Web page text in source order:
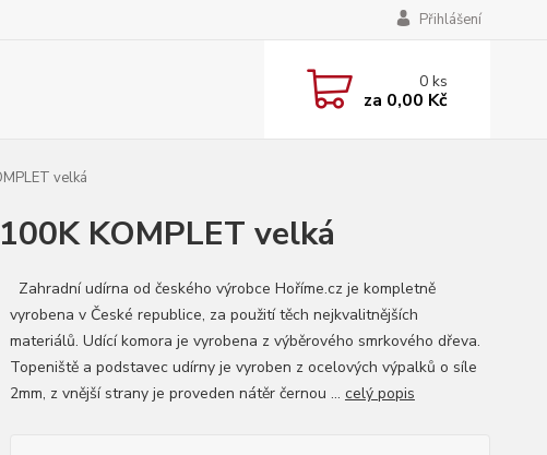
Přihlášení
0ks
za 0,00 Kč
velká
KOMPLET velká
Zahradní udírna od českého výrobce Hoříme.cz je kompletně
vyrobena v České republice, za použití těch nejkvalitnějších
materiálů. Udící komora je vyrobena z výběrového smrkového dřeva.
Topeniště a podstavec udírny je vyroben z ocelových výpalků o síle
2mm, z vnější strany je proveden nátěr černou ... celý popis